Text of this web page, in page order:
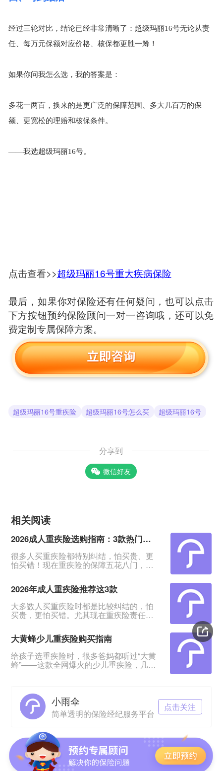
经过三轮对比，结论已经非常清晰了：超级玛丽16号无论从责
任、每万元保额对应价格、核保都更胜一筹！
如果你问我怎么选，我的答案是：
多花一两百，换来的是更广泛的保障范围、多大几百万的保
额、更宽松的理赔和核保条件。
——我选超级玛丽16号。
点击查看>>超级玛丽16号重大疾病保险
最后，如果你对保险还有任何疑问，也可以点击
下方按钮预约保险顾问一对一咨询哦，还可以免
费定制专属保障方案。
超级玛丽16号重疾险 超级玛丽16号怎么买 超级玛丽16号
分享到
微信好友
相关阅读
2026成人重疾险选购指南：3款热门产品全面测评
很多人买重疾险都特别纠结，怕买贵、更
怕买错！现在重疾险的保障五花八门，条
专门对比整理了2026年市面上口碑、性价
比都靠前的3款成人重疾险，不管你是预算
有限、身体健康，还是身体有点小异常、
不好投保，都能从中挑到合适的。&nbsp;
一、君龙超级玛丽16号Pro：普通人首选，
重疾险里的性价比王
2026年成人重疾险推荐这3款
大多数人买重疾险时都是比较纠结的，怕
买贵，更怕买错。尤其现在重疾险责任越
比整理，给大家挑出成人重疾险榜单前列
的3款产品，适合各种预算、不同身体状况
的人群。&nbsp;如果你打算买重疾险，如
果你带病投保，或者预算紧张，这3款产品
能满足你的需求。
大黄蜂少儿重疾险购买指南
给孩子选重疾险时，很多爸妈都听过“大黄
蜂”——这款全网爆火的少儿重疾险，几乎
制的？在哪里买最放心？听说小雨伞保险
经纪是定制方，这家公司靠谱吗？理赔会
不会麻烦？今天就来一一拆解这些问题，
让你给娃买保险时心里有底。01 大黄蜂少
重疾险分两个核心版本：Ø
小雨伞
简单透明的保险经纪服务平台
点击关注